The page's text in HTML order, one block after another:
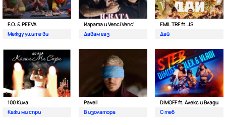
F.O. & PEEVA
Между ушите ви
Играта и Venci Venc'
Давам газ
EMIL TRF ft. JS
Дай
100 Кила
Кажи ми спри
Pavell
В изолатора
DIMOFF ft. Алекс и Влади
С теб